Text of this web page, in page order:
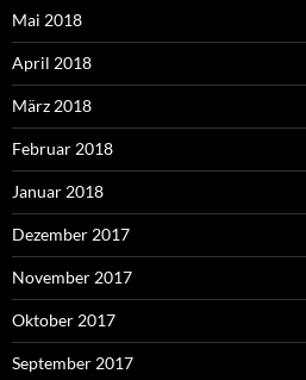
Mai 2018
April 2018
März 2018
Februar 2018
Januar 2018
Dezember 2017
November 2017
Oktober 2017
September 2017